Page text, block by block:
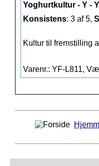
Yoghurtkultur - Y -
Konsistens: 3 af 5,
Kultur til fremstilling
Varenr.: YF-L811,